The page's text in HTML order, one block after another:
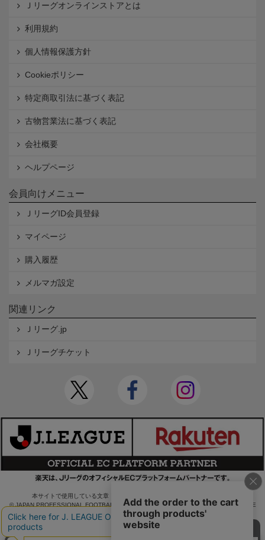
Ｊリーグオンラインストアとは
利用規約
個人情報保護方針
Cookieポリシー
特定商取引法に基づく表記
古物営業法に基づく表記
会社概要
ヘルプページ
会員向けメニュー
ＪリーグID会員登録
マイページ
購入履歴
メルマガ設定
関連リンク
Ｊリーグ.jp
Ｊリーグチケット
本サイトで使用している文章・画像等の無断での複製・転載を禁止します。
© JAPAN PROFESSIONAL FOOTBALL LEAGUE Rakuten Group, Inc. ALL RIGHTS RE
SERVED.